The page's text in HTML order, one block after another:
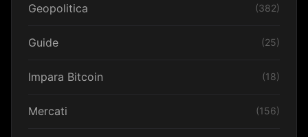
Geopolitica (382)
Guide (25)
Impara Bitcoin (18)
Mercati (156)